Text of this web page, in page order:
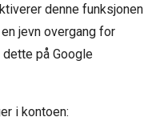
denne funksjonen
jevn overgang for
på Google
i kontoen: